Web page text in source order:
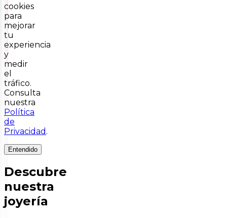
cookies
para
mejorar
tu
experiencia
y
medir
el
tráfico.
Consulta
nuestra
Política
de
Privacidad .
Entendido
Descubre
nuestra
joyería